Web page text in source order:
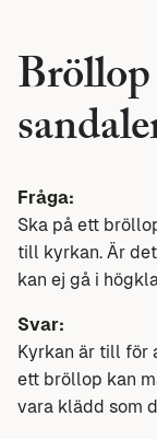
Fråga:
Ska på ett
till kyrkan. Är
kan ej gå i
Svar:
Kyrkan är till för
ett bröllop kan
vara klädd som